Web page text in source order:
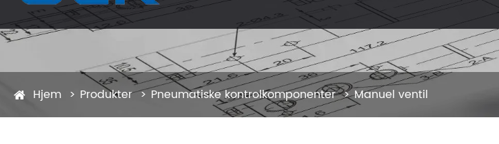
Hjem Produkter Pneumatiske kontrolkomponenter Manuel ventil